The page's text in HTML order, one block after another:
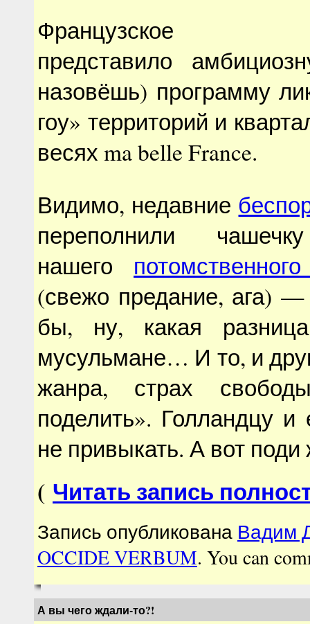
Французское
представило
назовёшь) программу
гоу» территорий и
весях ma belle France.
Видимо, недавние
переполнили
нашего
(свежо предание, ага) —
бы, ну, какая
мусульмане… И то, и
жанра, страх
поделить». Голландцу
не привыкать. А вот
( Читать запись
Запись опубликована Вадим
OCCIDE VERBUM. You can
А вы чего ждали-то?!